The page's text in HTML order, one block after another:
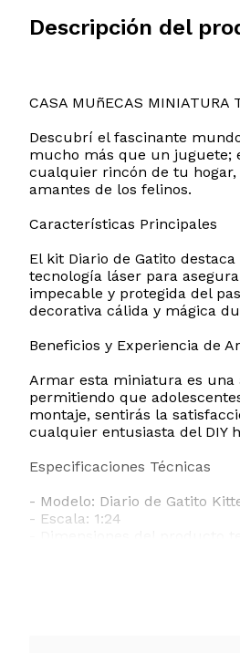
Descripción del
CASA MUñECAS MINIATURA
Descubrí el fascinante
mucho más que un juguete;
cualquier rincón de tu
amantes de los felinos.
Características Principales
El kit Diario de Gatito
tecnología láser para
impecable y protegida del
decorativa cálida y mágica
Beneficios y Experiencia de
Armar esta miniatura es
permitiendo que
montaje, sentirás la
cualquier entusiasta del DIY
Especificaciones Técnicas
- Modelo: Diario de Gatito
- Escala: 1:24